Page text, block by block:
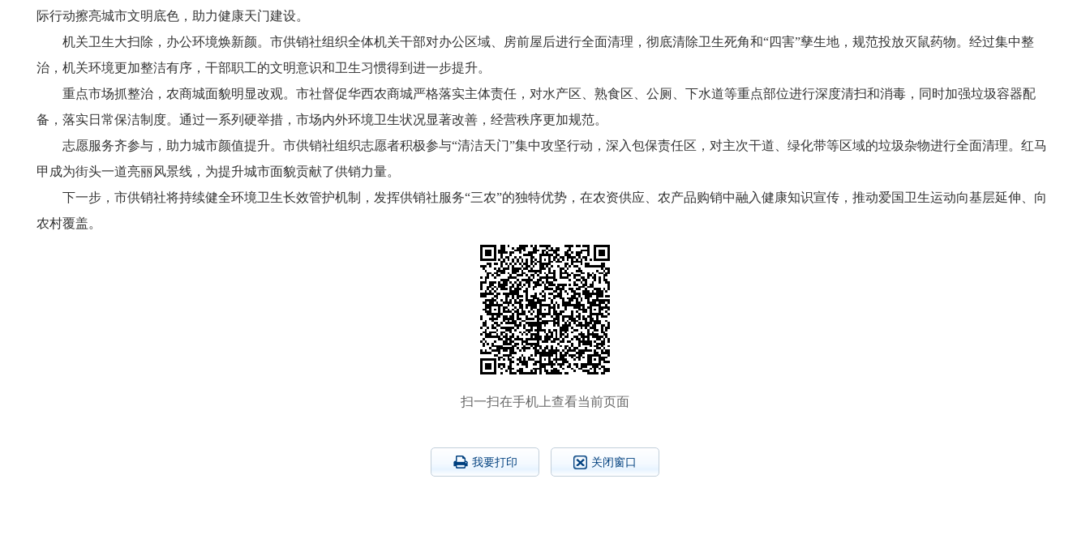
际行动擦亮城市文明底色，助力健康天门建设。
机关卫生大扫除，办公环境焕新颜。市供销社组织全体机关干部对办公区域、房前屋后进行全面清理，彻底清除卫生死角和“四害”孳生地，规范投放灭鼠药物。经过集中整
治，机关环境更加整洁有序，干部职工的文明意识和卫生习惯得到进一步提升。
重点市场抓整治，农商城面貌明显改观。市社督促华西农商城严格落实主体责任，对水产区、熟食区、公厕、下水道等重点部位进行深度清扫和消毒，同时加强垃圾容器配
备，落实日常保洁制度。通过一系列硬举措，市场内外环境卫生状况显著改善，经营秩序更加规范。
志愿服务齐参与，助力城市颜值提升。市供销社组织志愿者积极参与“清洁天门”集中攻坚行动，深入包保责任区，对主次干道、绿化带等区域的垃圾杂物进行全面清理。红马
甲成为街头一道亮丽风景线，为提升城市面貌贡献了供销力量。
下一步，市供销社将持续健全环境卫生长效管护机制，发挥供销社服务“三农”的独特优势，在农资供应、农产品购销中融入健康知识宣传，推动爱国卫生运动向基层延伸、向
农村覆盖。
扫一扫在手机上查看当前页面
我要打印 关闭窗口